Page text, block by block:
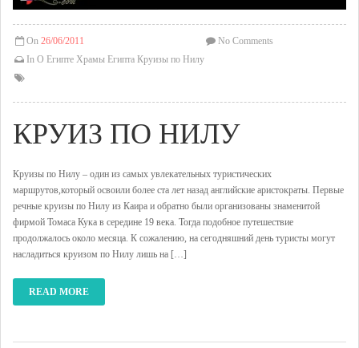
On 26/06/2011
In О Египте Храмы Египта Круизы по Нилу
No Comments
КРУИЗ ПО НИЛУ
Круизы по Нилу – один из самых увлекательных туристических
маршрутов,который освоили более ста лет назад английские аристократы. Первые
речные круизы по Нилу из Каира и обратно были организованы знаменитой
фирмой Томаса Кука в середине 19 века. Тогда подобное путешествие
продолжалось около месяца. К сожалению, на сегодняшний день туристы могут
насладиться круизом по Нилу лишь на […]
READ MORE